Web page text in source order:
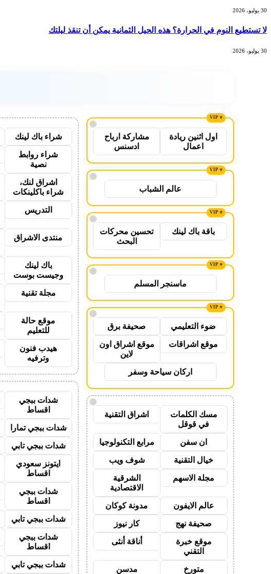
30 يوليو، 2026
لا تستطيع النوم في الحرارة؟ هذه الحيل الثمانية يمكن أن تنقذ ليلتك
30 يوليو، 2026
!
اول اثنين ريادة
اعمال
مشاركة ارباح
ادسنس
!
عالم الشباب
!
باقة باك لينك
تحسين محركات
البحث
!
ماسنجر المسلم
!
ضوء التعليمي صحيفة برق
موقع اشراقات
موقع اشراق اون
لاين
اركان سياحة وسفر
!
مسك الكلمات
في قوقل
اشراق التقنية
ان سفن مرابع التكنولوجيا
خيال التقنية شوف ويب
مجلة الاسهم
الشرقية
الاقتصادية
عالم الايفون مدونة كوكان
صحيفة نهج كار نيوز
موقع خبرة
التقني
أناقة أنثى
متورخ مدسن
شراء باك لينك
شراء روابط
نصية
اشراق لنك،
شراء باكلينكات
التدريس
منتدى الاشراق
باك لينك
وجيست بوست
مجلة تقنية
موقع حالة
للتعليم
هيدب فنون
وترفيه
شدات ببجي
اقساط
شدات ببجي تمارا
شدات ببجي تابي
ايتونز سعودي
اقساط
شدات ببجي
اقساط
شدات ببجي تابي
شدات ببجي
اقساط
شدات ببجي تابي